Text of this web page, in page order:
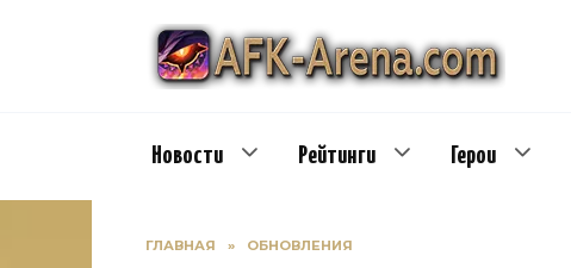
Новости Рейтинги Герои
ГЛАВНАЯ » ОБНОВЛЕНИЯ